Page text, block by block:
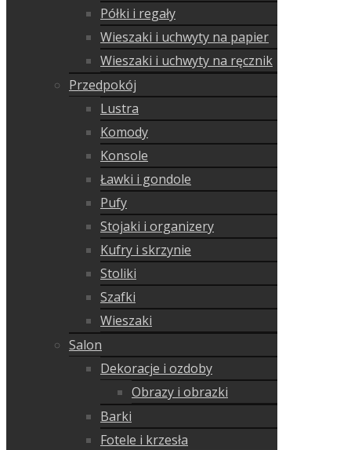
Półki i regały
Wieszaki i uchwyty na papier
Wieszaki i uchwyty na ręcznik
Przedpokój
Lustra
Komody
Konsole
Ławki i gondole
Pufy
Stojaki i organizery
Kufry i skrzynie
Stoliki
Szafki
Wieszaki
Salon
Dekoracje i ozdoby
Obrazy i obrazki
Barki
Fotele i krzesła